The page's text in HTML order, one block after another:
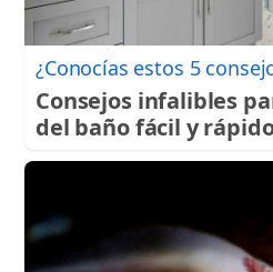
¿Conocías estos 5
Consejos infalibles
del baño fácil y